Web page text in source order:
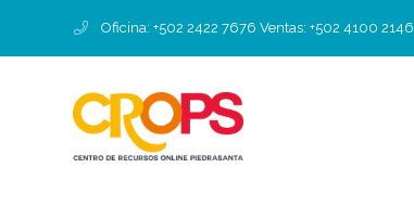
Oficina: +502 2422 7676 Ventas: +502 4100 2146